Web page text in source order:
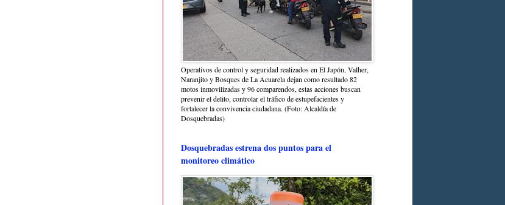
Operativos de control y seguridad realizados en El Japón, Valher,
Naranjito y Bosques de La Acuarela dejan como resultado 82
motos inmovilizadas y 96 comparendos, estas acciones buscan
prevenir el delito, controlar el tráfico de estupefacientes y
fortalecer la convivencia ciudadana. (Foto: Alcaldía de
Dosquebradas)
Dosquebradas estrena dos puntos para el
monitoreo climático